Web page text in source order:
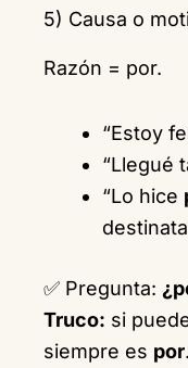
5) Causa o
Razón = por.
“Estoy
“Llegué
“Lo hice
✅ Pregunta:
Truco: si
siempre es por.